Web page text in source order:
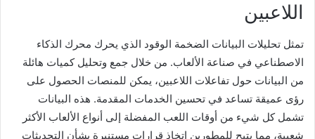
اللاعبين
تمثل تحليلات البيانات الضخمة الوقود الذي يحرك محرك الذكاء
الاصطناعي في صناعة الألعاب. من خلال جمع وتحليل كميات هائلة
من البيانات حول تفاعلات اللاعبين، يمكن للمنصات الحصول على
رؤى عميقة تساعد في تحسين الخدمات المقدمة. هذه البيانات
تشمل كل شيء من أوقات اللعب المفضلة إلى أنواع الألعاب الأكثر
شعبية، مما يتيح للمطورين اتخاذ قرارات مستنيرة بشأن التحديثات